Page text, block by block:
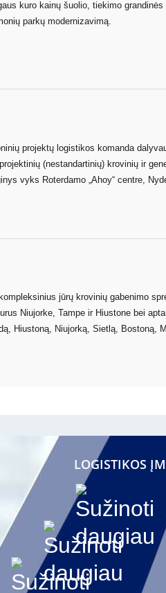
kuro kainų šuolio, tiekimo
parkų modernizavimą.
projektų logistikos komanda
(nestandartinių) krovinių ir
vyks Roterdamo „Ahoy“ centre,
jūrų krovinių gabenimo
Niujorke, Tampe ir Hiustone bei
Hiustoną, Niujorką, Sietlą, Bostoną,
LOGISTIKOS